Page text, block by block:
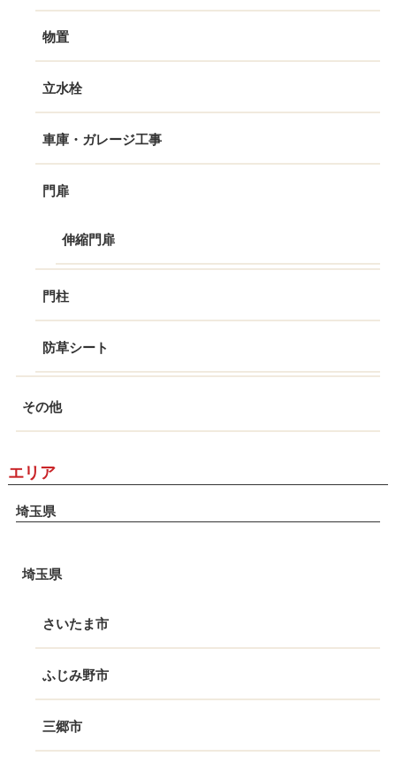
物置
立水栓
車庫・ガレージ工事
門扉
伸縮門扉
門柱
防草シート
その他
エリア
埼玉県
埼玉県
さいたま市
ふじみ野市
三郷市